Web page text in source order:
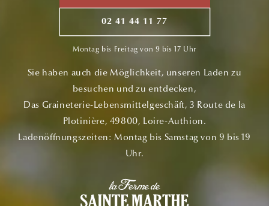
02 41 44 11 77
Montag bis Freitag von 9 bis 17 Uhr
Sie haben auch die Möglichkeit, unseren Laden zu
besuchen und zu entdecken,
Das Graineterie-Lebensmittelgeschäft, 3 Route de la
Plotinière, 49800, Loire-Authion.
Ladenöffnungszeiten: Montag bis Samstag von 9 bis 19
Uhr.